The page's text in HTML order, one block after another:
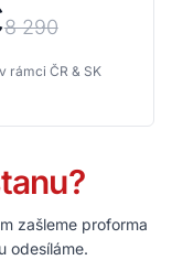
8 290
rámci ČR & SK
zašleme proforma
odesíláme.